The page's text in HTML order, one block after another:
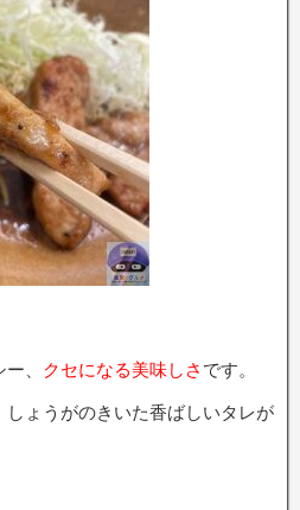
、 クセになる美味しさ です。
しょうがのきいた香ばしいタレが